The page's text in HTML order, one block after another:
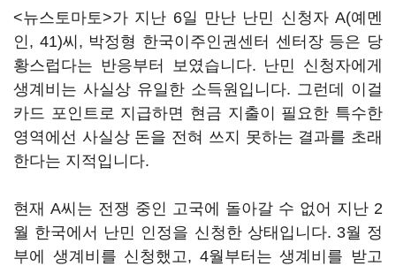
<뉴스토마토>가 지난 6일 만난 난민 신청자 A(예멘
인, 41)씨, 박정형 한국이주인권센터 센터장 등은 당
황스럽다는 반응부터 보였습니다. 난민 신청자에게
생계비는 사실상 유일한 소득원입니다. 그런데 이걸
카드 포인트로 지급하면 현금 지출이 필요한 특수한
영역에선 사실상 돈을 전혀 쓰지 못하는 결과를 초래
한다는 지적입니다.
현재 A씨는 전쟁 중인 고국에 돌아갈 수 없어 지난 2
월 한국에서 난민 인정을 신청한 상태입니다. 3월 정
부에 생계비를 신청했고, 4월부터는 생계비를 받고